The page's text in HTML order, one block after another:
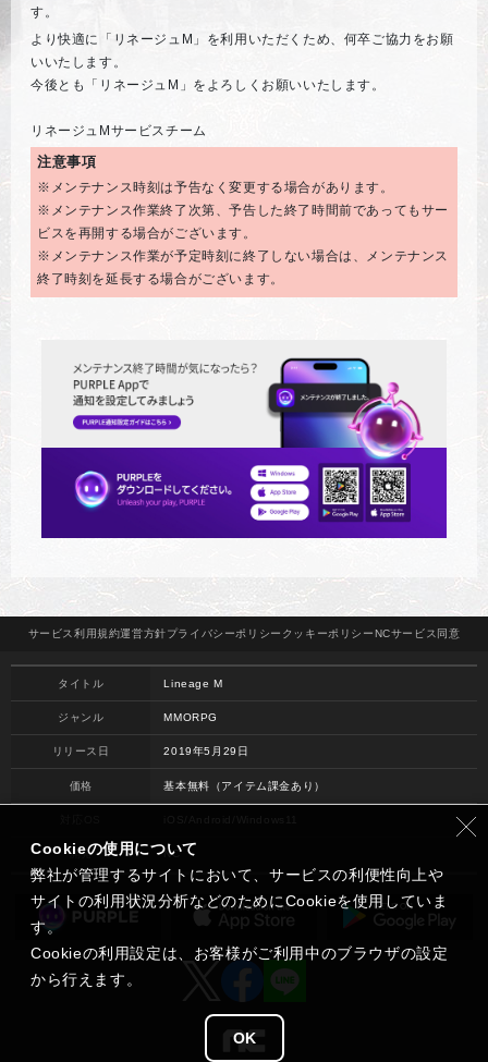
す。
より快適に「リネージュM」を利用いただくため、何卒ご協力をお願
いいたします。
今後とも「リネージュM」をよろしくお願いいたします。
リネージュMサービスチーム
注意事項
※メンテナンス時刻は予告なく変更する場合があります。
※メンテナンス作業終了次第、予告した終了時間前であってもサー
ビスを再開する場合がございます。
※メンテナンス作業が予定時刻に終了しない場合は、メンテナンス
終了時刻を延長する場合がございます。
サービス 利用規約運営方針プライバシーポリシー クッキーポリシーNCサービス 同意
タイトル Lineage M
ジャンル MMORPG
リリース日 2019年5月29日
価格 基本無料（アイテム課金あり）
開発 NC
Cookieの使用について
弊社が管理するサイトにおいて、サービスの利便性向上や
サイトの利用状況分析などのためにCookieを使用していま
す。
Cookieの利用設定は、お客様がご利用中のブラウザの設定
から行えます。
OK